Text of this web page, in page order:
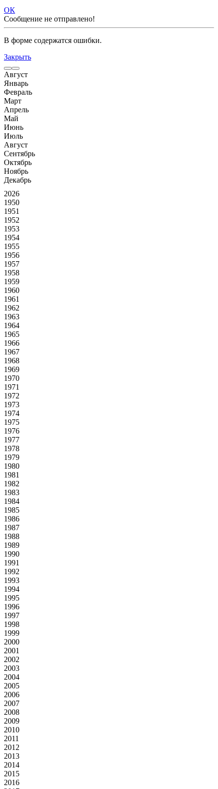
ОК
Сообщение не отправлено!
В форме содержатся ошибки.
Закрыть
Август
Январь
Февраль
Март
Апрель
Май
Июнь
Июль
Август
Сентябрь
Октябрь
Ноябрь
Декабрь
2026
1950
1951
1952
1953
1954
1955
1956
1957
1958
1959
1960
1961
1962
1963
1964
1965
1966
1967
1968
1969
1970
1971
1972
1973
1974
1975
1976
1977
1978
1979
1980
1981
1982
1983
1984
1985
1986
1987
1988
1989
1990
1991
1992
1993
1994
1995
1996
1997
1998
1999
2000
2001
2002
2003
2004
2005
2006
2007
2008
2009
2010
2011
2012
2013
2014
2015
2016